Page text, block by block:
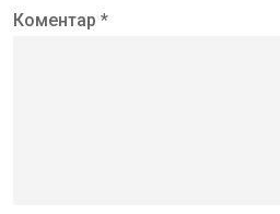
Коментар *